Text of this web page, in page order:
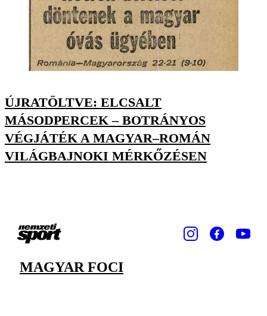
ÚJRATÖLTVE: ELCSALT
MÁSODPERCEK – BOTRÁNYOS
VÉGJÁTÉK A MAGYAR–ROMÁN
VILÁGBAJNOKI MÉRKŐZÉSEN
MAGYAR FOCI